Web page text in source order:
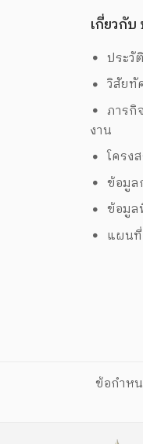
เกี่ยวกับ
ประวั
วิสัยทั
ภารกิ
งาน
โครง
ข้อมูล
ข้อมู
แผน
ข้อกำห